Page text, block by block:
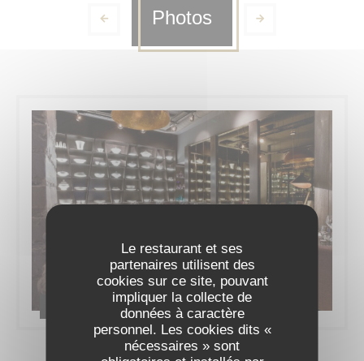
Le restaurant et ses
partenaires utilisent des
cookies sur ce site, pouvant
impliquer la collecte de
données à caractère
personnel. Les cookies dits «
nécessaires » sont
Photos